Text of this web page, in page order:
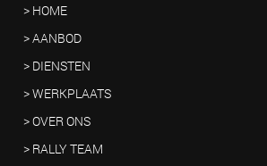
> HOME
> AANBOD
> DIENSTEN
> WERKPLAATS
> OVER ONS
> RALLY TEAM